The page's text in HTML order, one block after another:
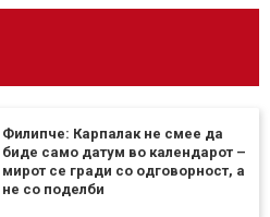
Филипче: Карпалак не смее да
биде само датум во календарот –
мирот се гради со одговорност, а
не со поделби